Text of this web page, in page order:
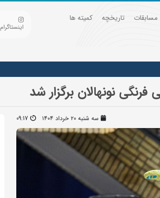
مسابقات تاریخچه
کمیته ها
اینستاگرام
سه شنبه ۲۰ خرداد ۱۴۰۴ 09:17